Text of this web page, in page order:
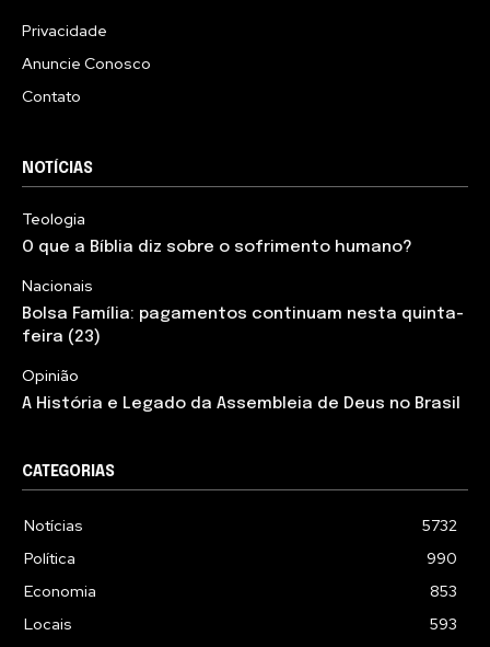
Privacidade
Anuncie Conosco
Contato
NOTÍCIAS
Teologia
O que a Bíblia diz sobre o sofrimento humano?
Nacionais
Bolsa Família: pagamentos continuam nesta quinta-
feira (23)
Opinião
A História e Legado da Assembleia de Deus no Brasil
CATEGORIAS
Notícias
5732
Política
990
Economia
853
Locais
593